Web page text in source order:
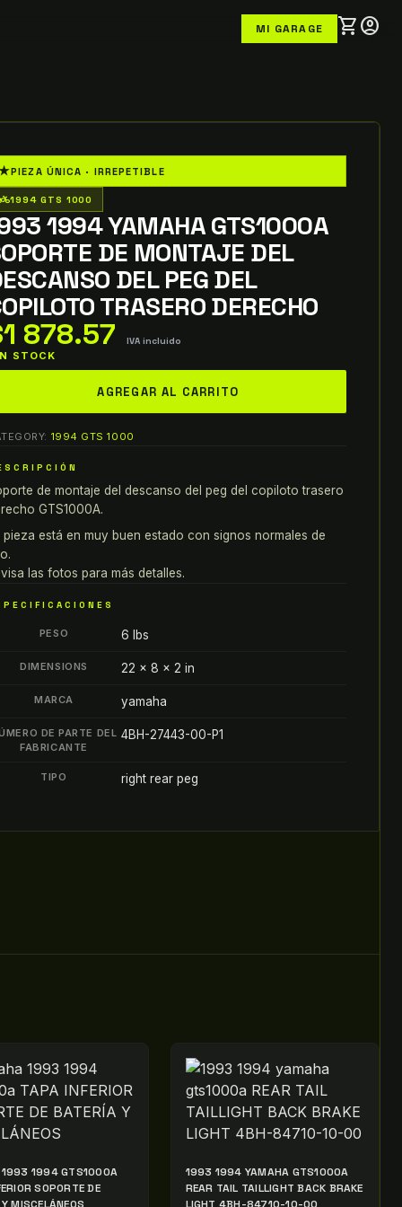
MI GARAGE shopping_cartaccount_circle
PIEZA ÚNICA · IRREPETIBLE
1994 GTS 1000
1994 YAMAHA GTS1000A
DE MONTAJE DEL
DEL PEG DEL
TRASERO DERECHO
1 878.57 IVA incluido
STOCK
AGREGAR AL CARRITO
1994 GTS 1000
de montaje del descanso del peg del copiloto trasero
GTS1000A.
pieza está en muy buen estado con signos normales de
las fotos para más detalles.
PESO 6 lbs
DIMENSIONS 22 × 8 × 2 in
MARCA yamaha
DE PARTE DEL
FABRICANTE
4BH-27443-00-P1
TIPO right rear peg
1993 1994 GTS1000A
SOPORTE DE
1993 1994 YAMAHA GTS1000A
REAR TAIL TAILLIGHT BACK BRAKE